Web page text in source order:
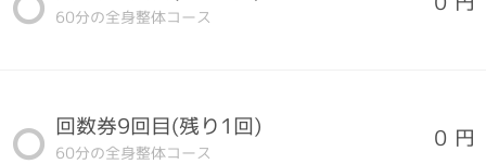
60分の全身整体コース
回数券9回目(残り1回)
60分の全身整体コース
0 円